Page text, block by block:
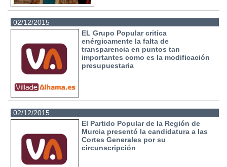
02/12/2015
EL Grupo Popular critica
enérgicamente la falta de
transparencia en puntos tan
importantes como es la modificación
presupuestaria
02/12/2015
El Partido Popular de la Región de
Murcia presentó la candidatura a las
Cortes Generales por su
circunscripción